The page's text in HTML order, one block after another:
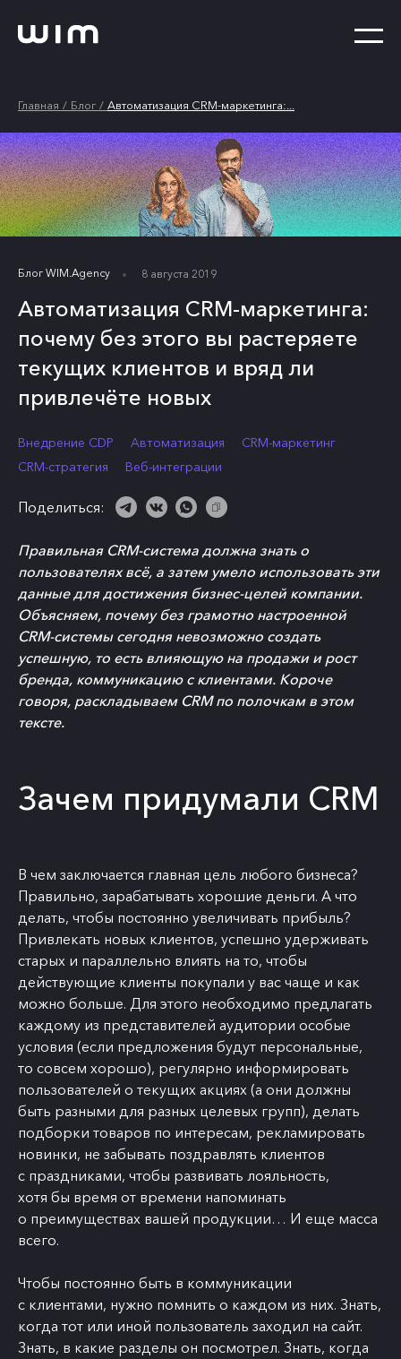
Главная Блог Автоматизация CRM-маркетинга:...
Блог WIM.Agency 8 августа 2019
Автоматизация CRM-маркетинга:
почему без этого вы растеряете
текущих клиентов и вряд ли
привлечёте новых
Внедрение CDP Автоматизация
CRM-маркетинг
CRM-стратегия
Веб-интеграции
Поделиться:
Правильная CRM-система должна знать о
пользователях всё, а затем умело использовать эти
данные для достижения бизнес-целей компании.
Объясняем, почему без грамотно настроенной
CRM-системы сегодня невозможно создать
успешную, то есть влияющую на продажи и рост
бренда, коммуникацию с клиентами. Короче
говоря, раскладываем CRM по полочкам в этом
тексте.
Зачем придумали CRM
В чем заключается главная цель любого бизнеса?
Правильно, зарабатывать хорошие деньги. А что
делать, чтобы постоянно увеличивать прибыль?
Привлекать новых клиентов, успешно удерживать
старых и параллельно влиять на то, чтобы
действующие клиенты покупали у вас чаще и как
можно больше. Для этого необходимо предлагать
каждому из представителей аудитории особые
условия (если предложения будут персональные,
то совсем хорошо), регулярно информировать
пользователей о текущих акциях (а они должны
быть разными для разных целевых групп), делать
подборки товаров по интересам, рекламировать
новинки, не забывать поздравлять клиентов
с праздниками, чтобы развивать лояльность,
хотя бы время от времени напоминать
о преимуществах вашей продукции… И еще масса
всего.
Чтобы постоянно быть в коммуникации
с клиентами, нужно помнить о каждом из них. Знать,
когда тот или иной пользователь заходил на сайт.
Знать, в какие разделы он посмотрел. Знать, когда